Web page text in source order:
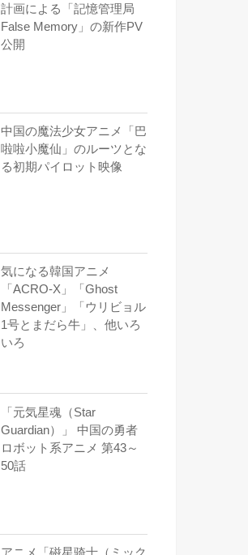
計画による「記憶管理局
False Memory」の新作PV
公開
中国の魔法少女アニメ「巴
啦啦小魔仙」のルーツとな
る初期パイロット映像
気になる韓国アニメ
「ACRO-X」「Ghost
Messenger」「ウリビョル
1号とまだら牛」、他いろ
いろ
「元気星魂（Star
Guardian）」 中国の勇者
ロボット系アニメ 第43～
50話
アニメ「磁星骑士（ミック